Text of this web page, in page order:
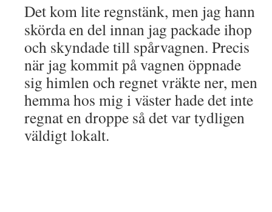
Det kom lite regnstänk, men jag hann
skörda en del innan jag packade ihop
och skyndade till spårvagnen. Precis
när jag kommit på vagnen öppnade
sig himlen och regnet vräkte ner, men
hemma hos mig i väster hade det inte
regnat en droppe så det var tydligen
väldigt lokalt.